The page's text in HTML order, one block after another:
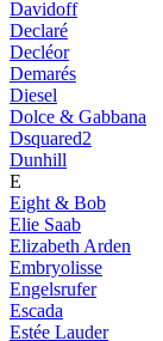
Davidoff
Declaré
Decléor
Demarés
Diesel
Dolce & Gabbana
Dsquared2
Dunhill
E
Eight & Bob
Elie Saab
Elizabeth Arden
Embryolisse
Engelsrufer
Escada
Estée Lauder